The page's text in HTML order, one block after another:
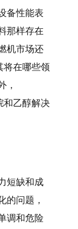
备性能表
那样存在
机市场还
将在哪些领
，
和乙醇解决
短缺和成
的问题，
调和危险